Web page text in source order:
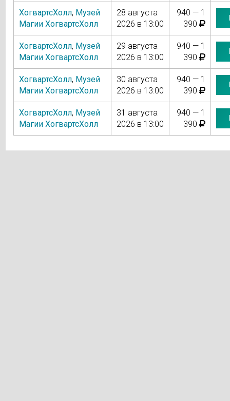
ХогвартсХолл, Музей
Магии ХогвартсХолл
28 августа
2026 в 13:00
940 — 1
390
ХогвартсХолл, Музей
Магии ХогвартсХолл
29 августа
2026 в 13:00
940 — 1
390
ХогвартсХолл, Музей
Магии ХогвартсХолл
30 августа
2026 в 13:00
940 — 1
390
ХогвартсХолл, Музей
Магии ХогвартсХолл
31 августа
2026 в 13:00
940 — 1
390